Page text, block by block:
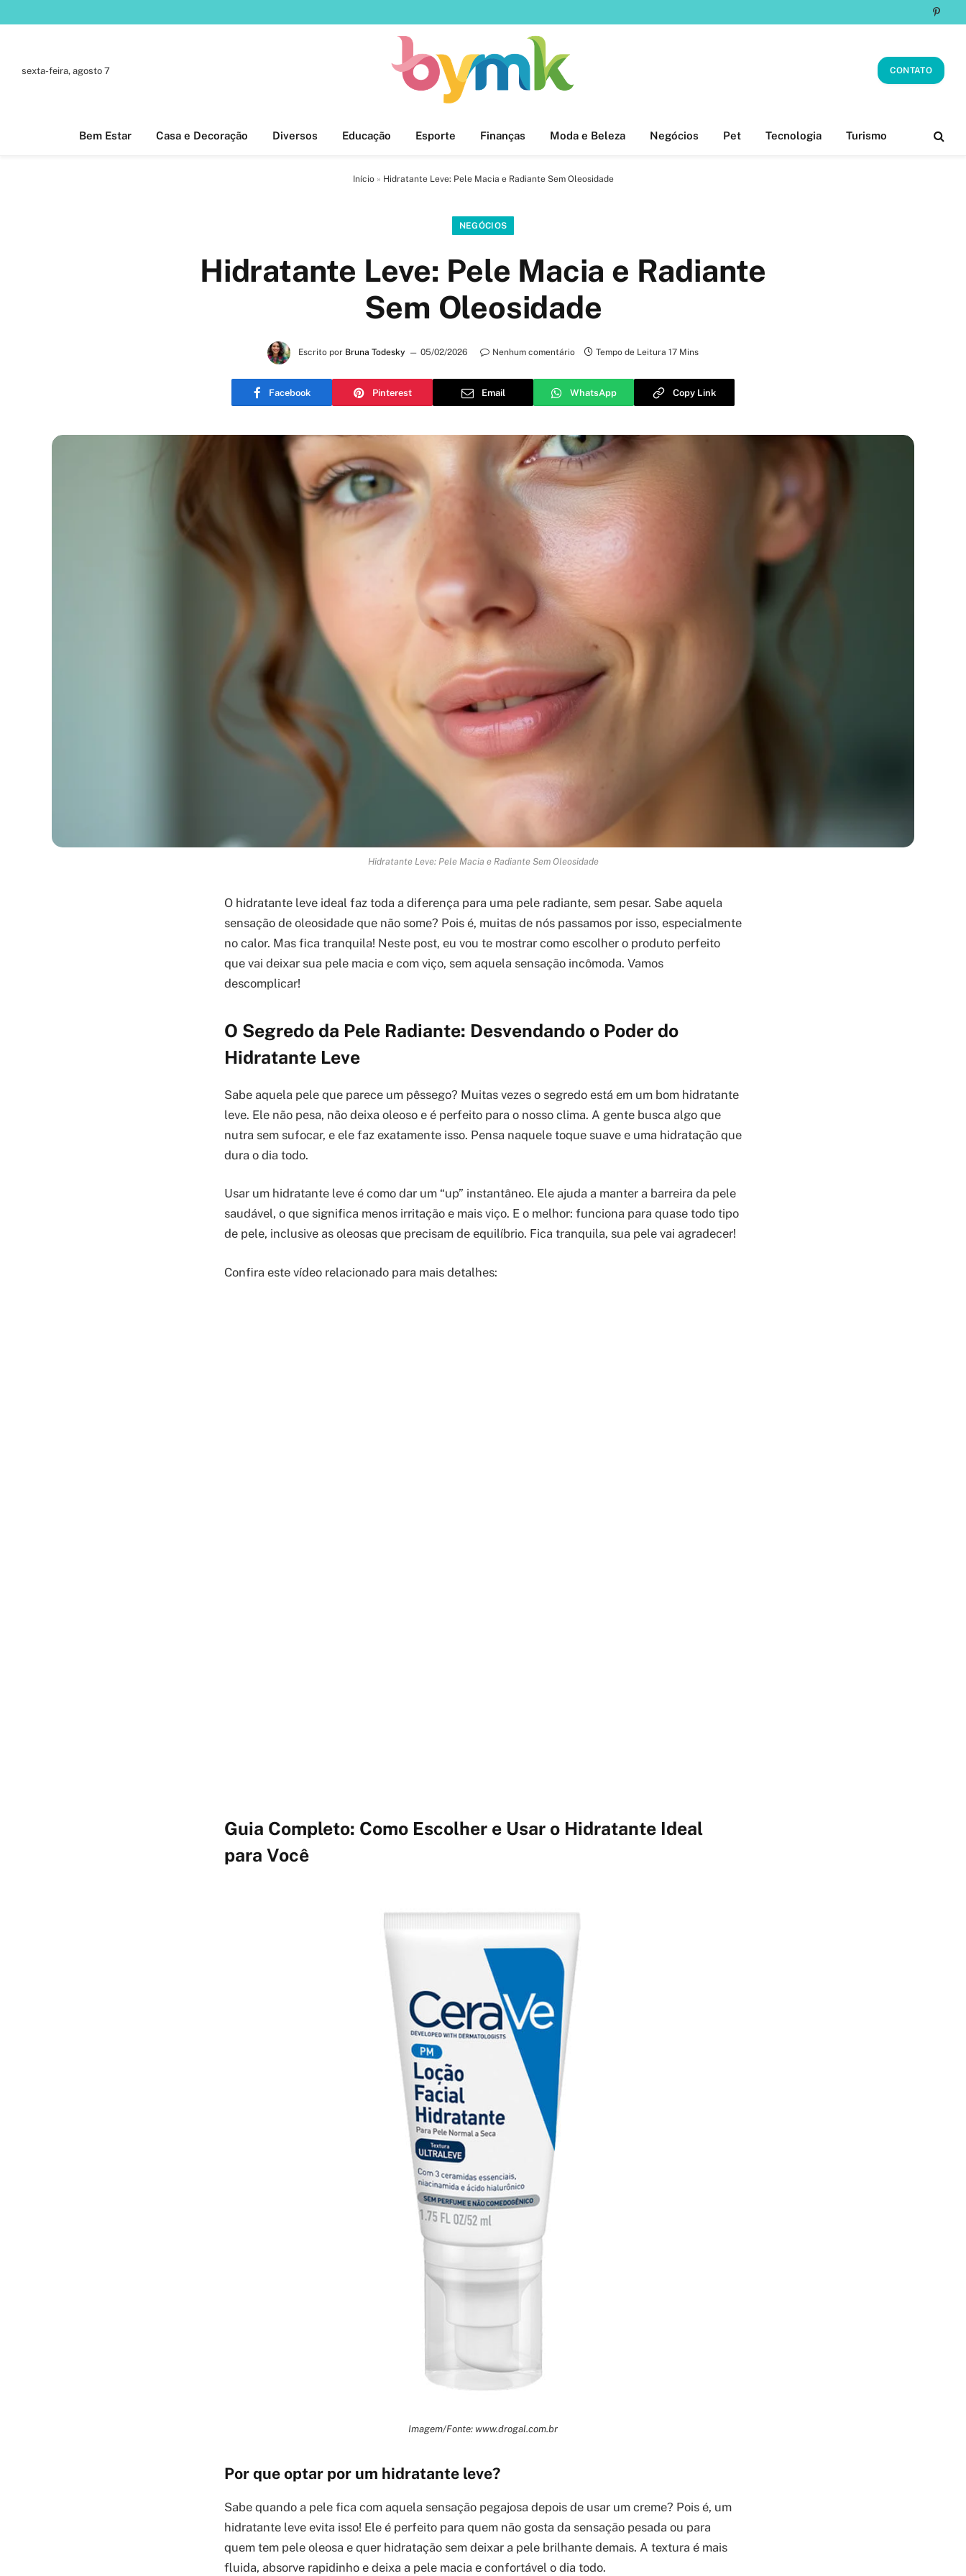
sexta-feira, agosto 7 CONTATO
Bem Estar Casa e Decoração Diversos Educação Esporte Finanças Moda e Beleza Negócios Pet Tecnologia Turismo
Início» Hidratante Leve: Pele Macia e Radiante Sem Oleosidade
NEGÓCIOS
Hidratante Leve: Pele Macia e Radiante
Sem Oleosidade
Escrito por Bruna Todesky 05/02/2026 Nenhum comentário Tempo de Leitura 17 Mins
Facebook Pinterest Email WhatsApp Copy Link
Hidratante Leve: Pele Macia e Radiante Sem Oleosidade
O hidratante leve ideal faz toda a diferença para uma pele radiante, sem pesar. Sabe aquela
sensação de oleosidade que não some? Pois é, muitas de nós passamos por isso, especialmente
no calor. Mas fica tranquila! Neste post, eu vou te mostrar como escolher o produto perfeito
que vai deixar sua pele macia e com viço, sem aquela sensação incômoda. Vamos
descomplicar!
O Segredo da Pele Radiante: Desvendando o Poder do
Hidratante Leve
Sabe aquela pele que parece um pêssego? Muitas vezes o segredo está em um bom hidratante
leve. Ele não pesa, não deixa oleoso e é perfeito para o nosso clima. A gente busca algo que
nutra sem sufocar, e ele faz exatamente isso. Pensa naquele toque suave e uma hidratação que
dura o dia todo.
Usar um hidratante leve é como dar um “up” instantâneo. Ele ajuda a manter a barreira da pele
saudável, o que significa menos irritação e mais viço. E o melhor: funciona para quase todo tipo
de pele, inclusive as oleosas que precisam de equilíbrio. Fica tranquila, sua pele vai agradecer!
Confira este vídeo relacionado para mais detalhes:
Guia Completo: Como Escolher e Usar o Hidratante Ideal
para Você
Imagem/Fonte: www.drogal.com.br
Por que optar por um hidratante leve?
Sabe quando a pele fica com aquela sensação pegajosa depois de usar um creme? Pois é, um
hidratante leve evita isso! Ele é perfeito para quem não gosta da sensação pesada ou para
quem tem pele oleosa e quer hidratação sem deixar a pele brilhante demais. A textura é mais
fluida, absorve rapidinho e deixa a pele macia e confortável o dia todo.